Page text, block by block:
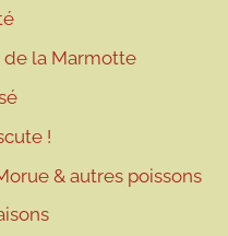
de la Marmotte
!
& autres poissons